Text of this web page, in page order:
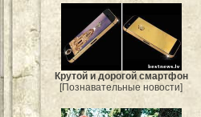
Крутой и дорогой смартфон
[Познавательные новости]